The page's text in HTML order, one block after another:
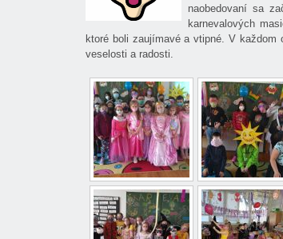
naobedovaní sa
karnevalových
ktoré boli zaujímavé a vtipné. V každom
veselosti a radosti.